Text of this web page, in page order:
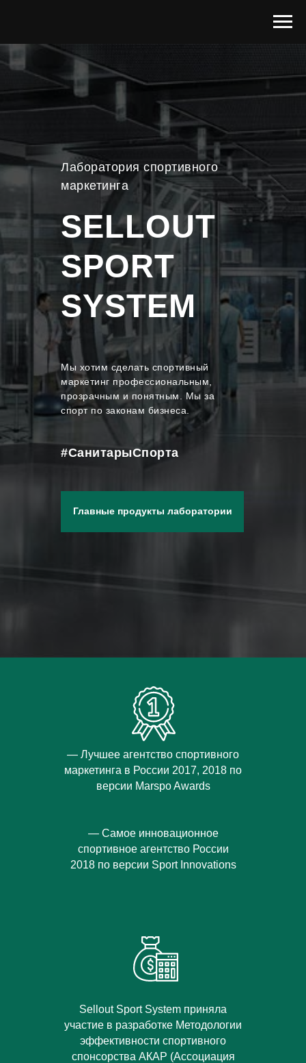
SELLOUT
SPORT
SYSTEM
Лаборатория спортивного
маркетинга
Главные продукты лаборатории
Мы хотим сделать спортивный
маркетинг професcиональным,
прозрачным и понятным. Мы за
спорт по законам бизнеса.
#СанитарыСпорта
— Лучшее агентство спортивного
маркетинга в России 2017, 2018 по
версии Marspo Awards
— Cамое инновационное
спортивное агентство России
2018 по версии Sport Innovations
Sellout Sport System приняла
участие в разработке Методологии
эффективности спортивного
спонсорства АКАР (Ассоциация